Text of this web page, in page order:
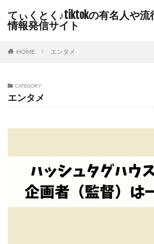
てぃくとく♪tiktokの有名人や流
情報発信サイト
HOME エンタメ
CATEGORY
エンタメ